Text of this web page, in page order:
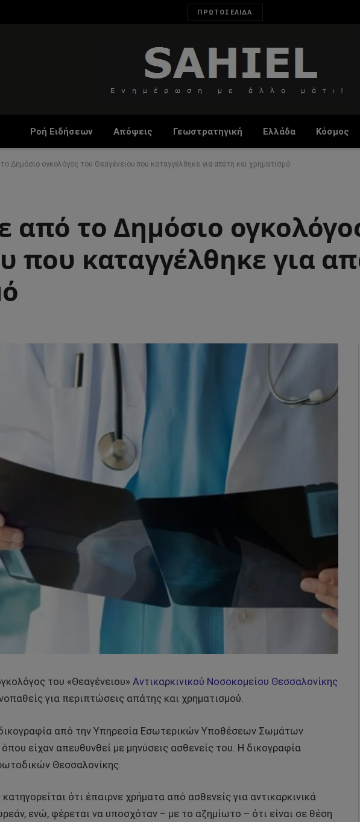
ΠΡΩΤΟΣΕΛΙΔΑ
Ροή Ειδήσεων Απόψεις Γεωστρατηγική Ελλάδα Κόσμος
Δημόσιο ογκολόγος του Θεαγένειου που καταγγέλθηκε για απάτη και χρηματισμό
από το Δημόσιο
που καταγγέλθηκε για
του «Θεαγένειου» Αντικαρκινικού Νοσοκομείου Θεσσαλονίκης
για περιπτώσεις απάτης και χρηματισμού.
από την Υπηρεσία Εσωτερικών Υποθέσεων Σωμάτων
είχαν απευθυνθεί με μηνύσεις ασθενείς του. Η δικογραφία
Θεσσαλονίκης.
ότι έπαιρνε χρήματα από ασθενείς για αντικαρκινικά
ενώ, φέρεται να υποσχόταν – με το αζημίωτο – ότι είναι σε θέση